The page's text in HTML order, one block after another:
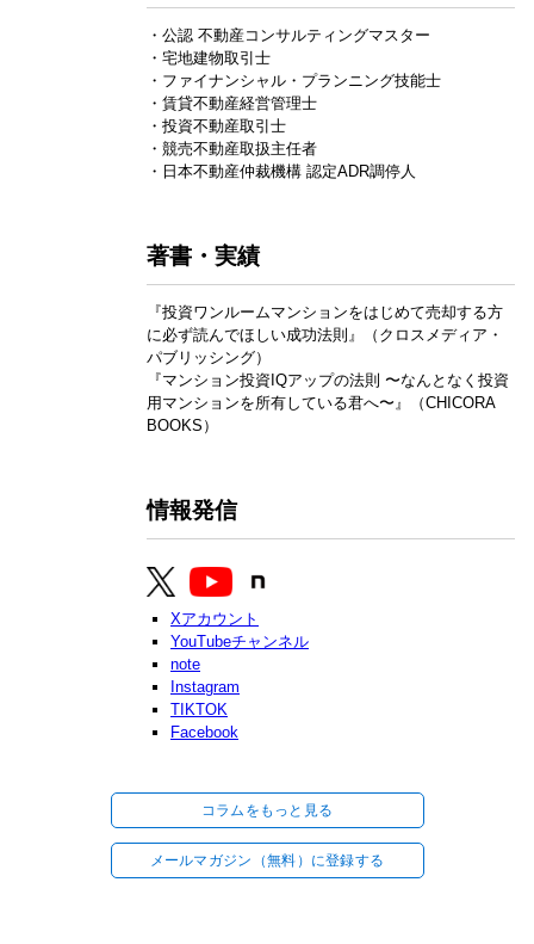
・公認 不動産コンサルティングマスター
・宅地建物取引士
・ファイナンシャル・プランニング技能士
・賃貸不動産経営管理士
・投資不動産取引士
・競売不動産取扱主任者
・日本不動産仲裁機構 認定ADR調停人
著書・実績
『投資ワンルームマンションをはじめて売却する方
に必ず読んでほしい成功法則』（クロスメディア・
パブリッシング）
『マンション投資IQアップの法則 〜なんとなく投資
用マンションを所有している君へ〜』（CHICORA
BOOKS）
情報発信
Xアカウント
YouTubeチャンネル
note
Instagram
TIKTOK
Facebook
コラムをもっと見る
メールマガジン（無料）に登録する